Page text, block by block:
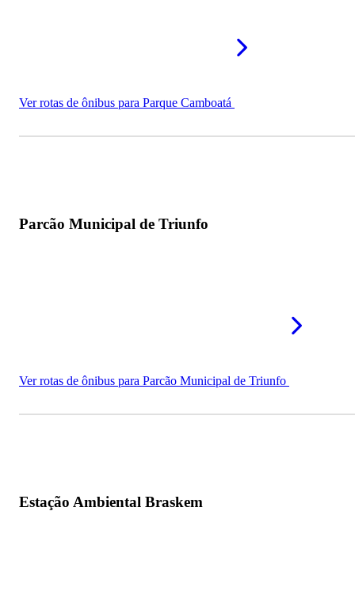
Ver rotas de ônibus para Parque Camboatá
Parcão Municipal de Triunfo
Ver rotas de ônibus para Parcão Municipal de Triunfo
Estação Ambiental Braskem